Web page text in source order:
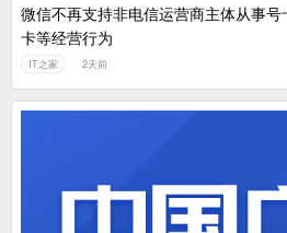
微信不再支持非电信运营商主体从事
卡等经营行为
IT之家 2天前